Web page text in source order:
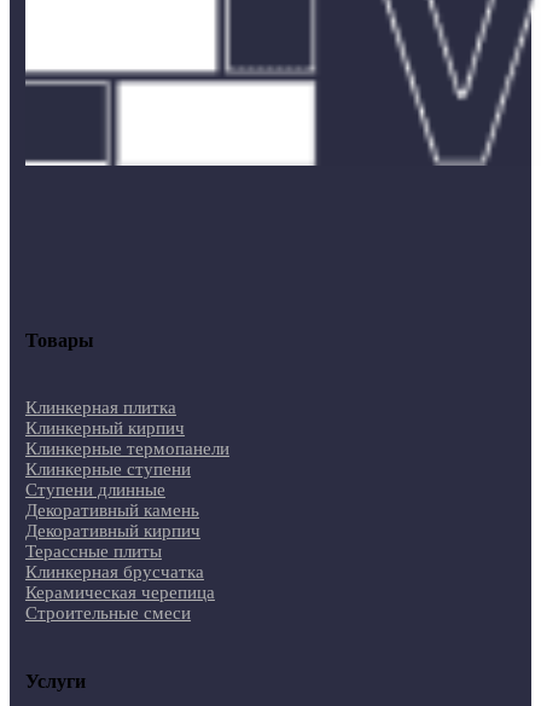
Товары
Клинкерная плитка
Клинкерный кирпич
Клинкерные термопанели
Клинкерные ступени
Ступени длинные
Декоративный камень
Декоративный кирпич
Терассные плиты
Клинкерная брусчатка
Керамическая черепица
Строительные смеси
Услуги